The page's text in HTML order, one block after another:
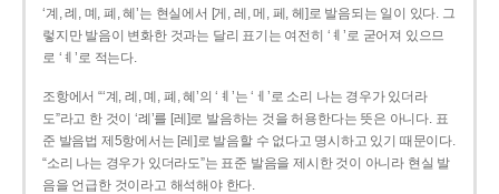
‘계, 례, 몌, 폐, 혜’는 현실에서 [게, 레, 메, 페, 헤]로 발음되는 일이 있다. 그
렇지만 발음이 변화한 것과는 달리 표기는 여전히 ‘ㅖ’로 굳어져 있으므
로 ‘ㅖ’로 적는다.
조항에서 “‘계, 례, 몌, 폐, 혜’의 ‘ㅖ’는 ‘ㅔ’로 소리 나는 경우가 있더라
도”라고 한 것이 ‘례’를 [레]로 발음하는 것을 허용한다는 뜻은 아니다. 표
준 발음법 제5항에서는 [레]로 발음할 수 없다고 명시하고 있기 때문이다.
“소리 나는 경우가 있더라도”는 표준 발음을 제시한 것이 아니라 현실 발
음을 언급한 것이라고 해석해야 한다.